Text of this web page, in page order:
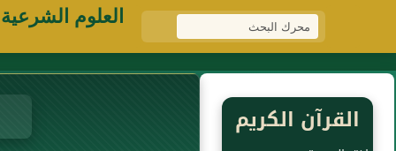
العلوم الشرعية
القرآن الكريم